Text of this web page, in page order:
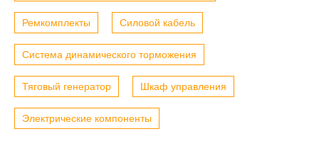
Ремкомплекты Силовой кабель
Система динамического торможения
Тяговый генератор Шкаф управления
Электрические компоненты